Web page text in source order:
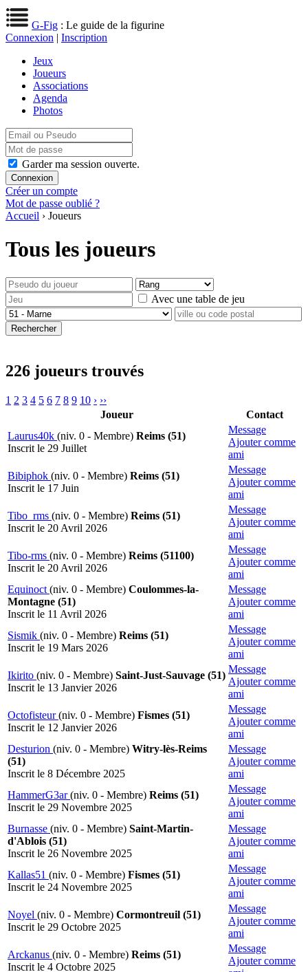
G-Fig : Le guide de la figurine
Connexion | Inscription
Jeux
Joueurs
Associations
Agenda
Photos
Garder ma session ouverte.
Créer un compte
Mot de passe oublié ?
Accueil › Joueurs
Tous les joueurs
Avec une table de jeu
226 joueurs trouvés
1 2 3 4 5 6 7 8 9 10 › ››
Joueur
Contact
Laurus40k (niv. 0 - Membre) Reims (51)
Inscrit le 29 Juillet
Message
Ajouter comme
ami
Bibiphok (niv. 0 - Membre) Reims (51)
Inscrit le 17 Juin
Message
Ajouter comme
ami
Tibo_rms (niv. 0 - Membre) Reims (51)
Inscrit le 20 Avril 2026
Message
Ajouter comme
ami
Tibo-rms (niv. 0 - Membre) Reims (51100)
Inscrit le 20 Avril 2026
Message
Ajouter comme
ami
Equinoct (niv. 0 - Membre) Coulommes-la-
Montagne (51)
Inscrit le 11 Avril 2026
Message
Ajouter comme
ami
Sismik (niv. 0 - Membre) Reims (51)
Inscrit le 19 Mars 2026
Message
Ajouter comme
ami
Ikirito (niv. 0 - Membre) Saint-Just-Sauvage (51)
Inscrit le 13 Janvier 2026
Message
Ajouter comme
ami
Octofisteur(niv. 0 - Membre) Fismes (51)
Inscrit le 12 Janvier 2026
Message
Ajouter comme
ami
Desturion (niv. 0 - Membre) Witry-lès-Reims
(51)
Inscrit le 8 Décembre 2025
Message
Ajouter comme
ami
HammerG3ar(niv. 0 - Membre) Reims (51)
Inscrit le 29 Novembre 2025
Message
Ajouter comme
ami
Burnasse (niv. 0 - Membre) Saint-Martin-
d'Ablois (51)
Inscrit le 26 Novembre 2025
Message
Ajouter comme
ami
Kallas51 (niv. 0 - Membre) Fismes (51)
Inscrit le 24 Novembre 2025
Message
Ajouter comme
ami
Noyel (niv. 0 - Membre) Cormontreuil (51)
Inscrit le 29 Octobre 2025
Message
Ajouter comme
ami
Arckanus (niv. 0 - Membre) Reims (51)
Inscrit le 4 Octobre 2025
Message
Ajouter comme